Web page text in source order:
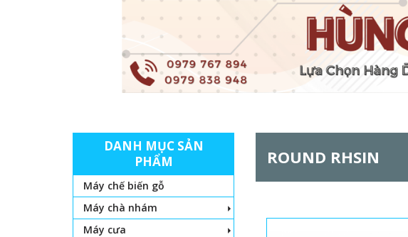
ROUND RHSIN
DANH MỤC SẢN
PHẨM
Máy chế biến gỗ
Máy chà nhám
Máy cưa